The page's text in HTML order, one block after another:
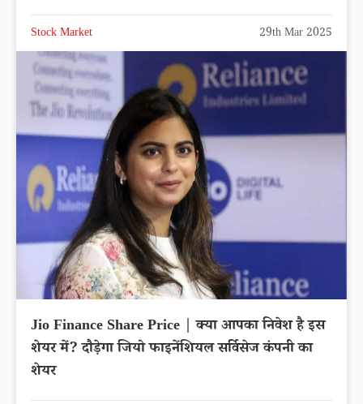
Stock Market 29th Mar 2025
Jio Finance Share Price | क्या आपका निवेश है इस
शेयर में? दौड़ेगा जियो फाइनेंशियल सर्विसेज कंपनी का
शेयर